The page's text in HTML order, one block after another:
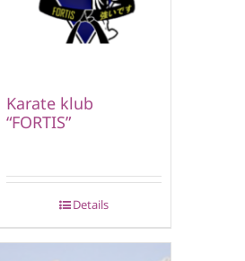
Karate klub
“FORTIS”
Details